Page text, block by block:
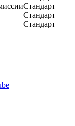
Стандарт
Стандарт
Стандарт